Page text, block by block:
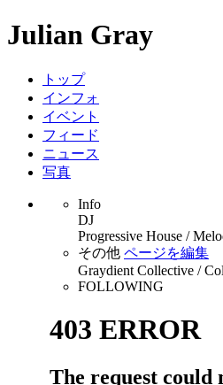
Julian Gray
トップ
インフォ
イベント
フィード
ニュース
写真
Info
DJ
Progressive House /
その他 ページを編集
Graydient Collective /
FOLLOWING